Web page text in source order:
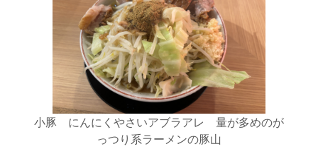
小豚 にんにくやさいアブラアレ 量が多めのが
っつり系ラーメンの豚山